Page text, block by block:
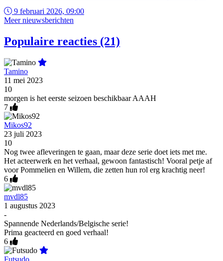
9 februari 2026, 09:00
Meer nieuwsberichten
Populaire reacties (21)
Tamino
11 mei 2023
10
morgen is het eerste seizoen beschikbaar AAAH
7
Mikos92
23 juli 2023
10
Nog twee afleveringen te gaan, maar deze serie doet iets met me.
Het acteerwerk en het verhaal, gewoon fantastisch! Vooral petje af
voor Pommelien en Willem, die zetten hun rol erg krachtig neer!
6
mvdl85
1 augustus 2023
-
Spannende Nederlands/Belgische serie!
Prima geacteerd en goed verhaal!
6
Futsudo